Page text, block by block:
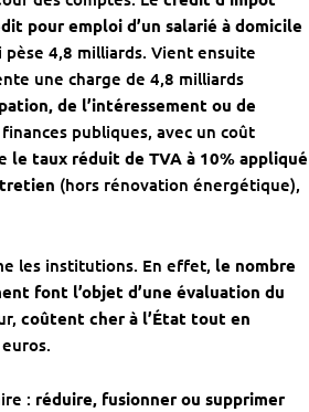
pour emploi d’un salarié à domicile
pèse 4,8 milliards. Vient ensuite
une charge de 4,8 milliards
de l’intéressement ou de
publiques, avec un coût
le taux réduit de TVA à 10% appliqué
(hors rénovation énergétique),
les institutions. En effet, le nombre
font l’objet d’une évaluation du
coûtent cher à l’État tout en
: réduire, fusionner ou supprimer